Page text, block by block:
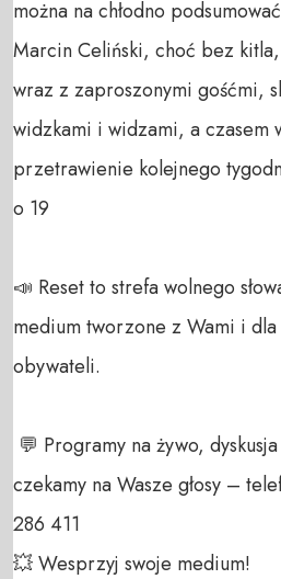
można na chłodno
Marcin Celiński, choć bez
wraz z zaproszonymi gośćmi,
widzkami i widzami, a czasem
przetrawienie kolejnego
o 19
📣 Reset to strefa wolnego
medium tworzone z Wami i
obywateli.
czekamy na Wasze głosy –
286 411
💥 Wesprzyj swoje medium!